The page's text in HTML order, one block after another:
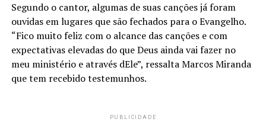
Segundo o cantor, algumas de suas canções já foram
ouvidas em lugares que são fechados para o Evangelho.
“Fico muito feliz com o alcance das canções e com
expectativas elevadas do que Deus ainda vai fazer no
meu ministério e através dEle”, ressalta Marcos Miranda
que tem recebido testemunhos.
PUBLICIDADE